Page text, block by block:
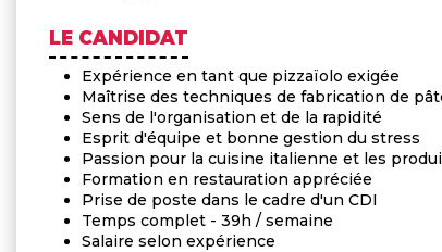
LE CANDIDAT
Expérience en tant que pizzaïolo exigée
Maîtrise des techniques de fabrication de
Sens de l'organisation et de la rapidité
Esprit d'équipe et bonne gestion du stress
Passion pour la cuisine italienne et les
Formation en restauration appréciée
Prise de poste dans le cadre d'un CDI
Temps complet - 39h / semaine
Salaire selon expérience